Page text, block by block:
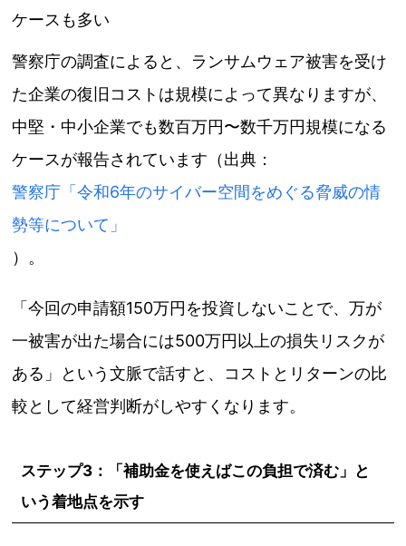
ケースも多い
警察庁の調査によると、ランサムウェア被害を受け
た企業の復旧コストは規模によって異なりますが、
中堅・中小企業でも数百万円〜数千万円規模になる
ケースが報告されています（出典：
警察庁「令和6年のサイバー空間をめぐる脅威の情
勢等について」
）。
「今回の申請額150万円を投資しないことで、万が
一被害が出た場合には500万円以上の損失リスクが
ある」という文脈で話すと、コストとリターンの比
較として経営判断がしやすくなります。
ステップ3：「補助金を使えばこの負担で済む」と
いう着地点を示す